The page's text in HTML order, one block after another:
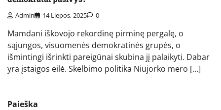
Admin 14 Liepos, 2025 0
Mamdani iškovojo rekordinę pirminę pergalę, o
sąjungos, visuomenės demokratinės grupės, o
išmintingi išrinkti pareigūnai skubina jį palaikyti. Dabar
yra įstaigos eilė. Skelbimo politika Niujorko mero […]
Paieška